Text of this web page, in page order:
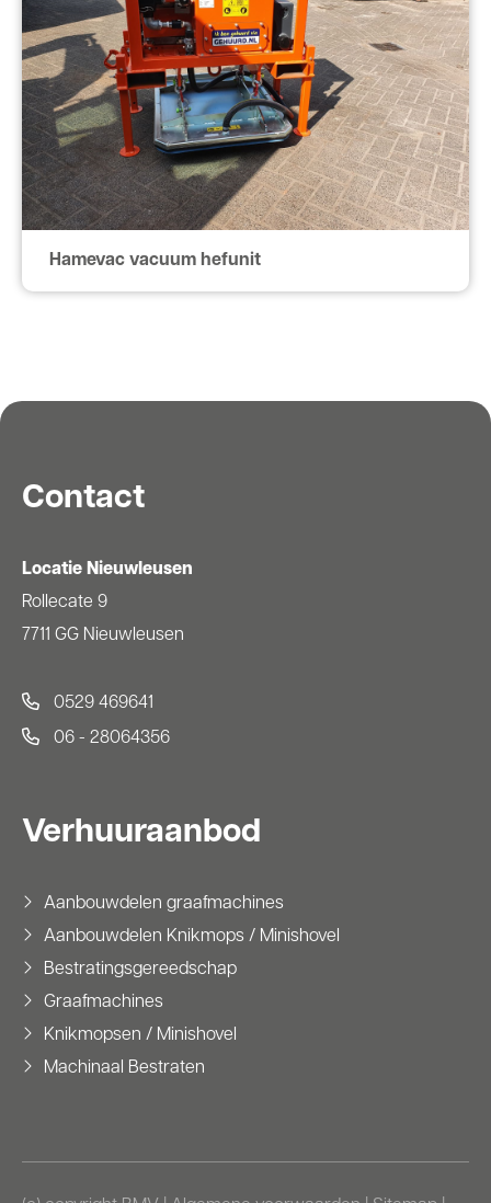
Hamevac vacuum hefunit
Contact
Locatie Nieuwleusen
Rollecate 9
7711 GG Nieuwleusen
0529 469641
06 - 28064356
Verhuuraanbod
Aanbouwdelen graafmachines
Aanbouwdelen Knikmops / Minishovel
Bestratingsgereedschap
Graafmachines
Knikmopsen / Minishovel
Machinaal Bestraten